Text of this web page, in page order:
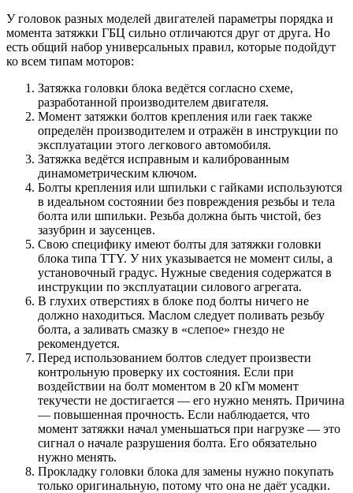
У головок разных моделей двигателей параметры порядка и
момента затяжки ГБЦ сильно отличаются друг от друга. Но
есть общий набор универсальных правил, которые подойдут
ко всем типам моторов:
Затяжка головки блока ведётся согласно схеме,
разработанной производителем двигателя.
Момент затяжки болтов крепления или гаек также
определён производителем и отражён в инструкции по
эксплуатации этого легкового автомобиля.
Затяжка ведётся исправным и калиброванным
динамометрическим ключом.
Болты крепления или шпильки с гайками используются
в идеальном состоянии без повреждения резьбы и тела
болта или шпильки. Резьба должна быть чистой, без
зазубрин и заусенцев.
Свою специфику имеют болты для затяжки головки
блока типа TTY. У них указывается не момент силы, а
установочный градус. Нужные сведения содержатся в
инструкции по эксплуатации силового агрегата.
В глухих отверстиях в блоке под болты ничего не
должно находиться. Маслом следует поливать резьбу
болта, а заливать смазку в «слепое» гнездо не
рекомендуется.
Перед использованием болтов следует произвести
контрольную проверку их состояния. Если при
воздействии на болт моментом в 20 кГм момент
текучести не достигается — его нужно менять. Причина
— повышенная прочность. Если наблюдается, что
момент затяжки начал уменьшаться при нагрузке — это
сигнал о начале разрушения болта. Его обязательно
нужно менять.
Прокладку головки блока для замены нужно покупать
только оригинальную, потому что она не даёт усадки.